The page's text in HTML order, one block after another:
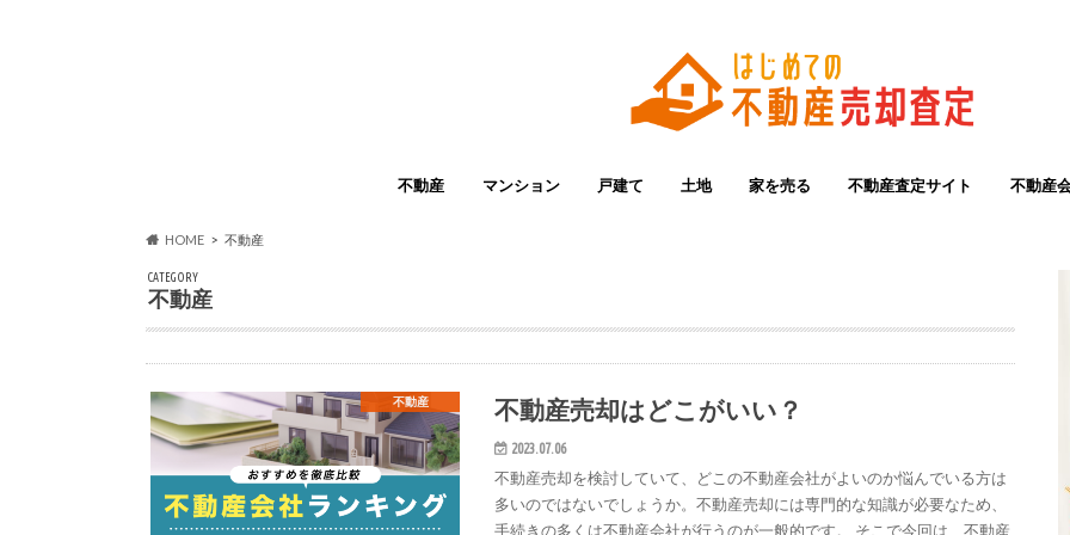
不動産 マンション 戸建て 土地 家を売る 不動産査定サイト 不動産
HOME 不動産
CATEGORY
不動産
不動産 不動産売却はどこがいい？
2023.07.06
不動産売却を検討していて、どこの不動産会社がよいのか悩んでいる方は
多いのではないでしょうか。不動産売却には専門的な知識が必要なため、
手続きの多くは不動産会社が行うのが一般的です。 そこで今回は、不動産